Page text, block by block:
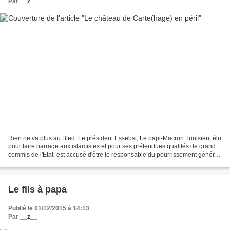
Rien ne va plus au Bled. Le président Essebsi, Le papi-Macron Tunisien, élu
pour faire barrage aux islamistes et pour ses prétendues qualités de grand
commis de l'Etat, est accusé d'être le responsable du pourrissement général
Le fils à papa
Publié le 01/12/2015 à 14:13
Par
__z__